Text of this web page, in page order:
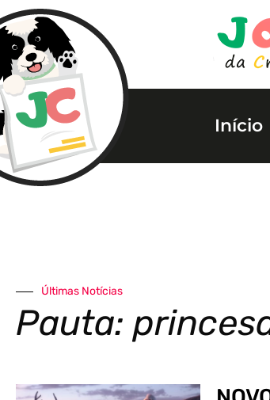
Início
Últimas Notícias
Pauta: